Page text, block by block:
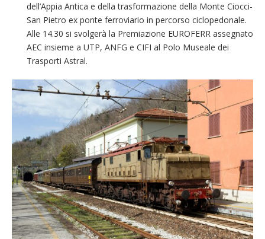
dell’Appia Antica e della trasformazione della Monte Ciocci-
San Pietro ex ponte ferroviario in percorso ciclopedonale.
Alle 14.30 si svolgerà la Premiazione EUROFERR assegnato
AEC insieme a UTP, ANFG e CIFI al Polo Museale dei
Trasporti Astral.